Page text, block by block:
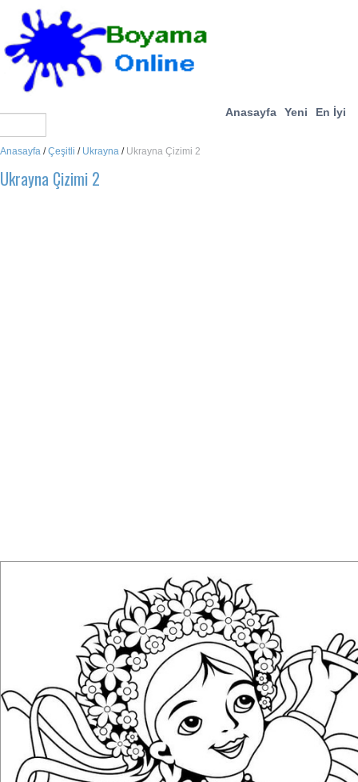
Anasayfa Yeni En İyi
Anasayfa /Çeşitli / Ukrayna / Ukrayna Çizimi 2
Ukrayna Çizimi 2